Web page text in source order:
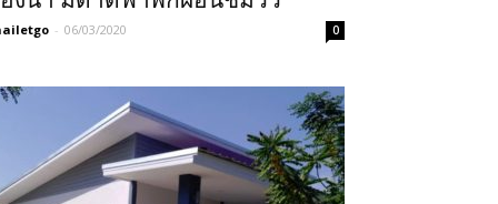
- 06/03/2020 0